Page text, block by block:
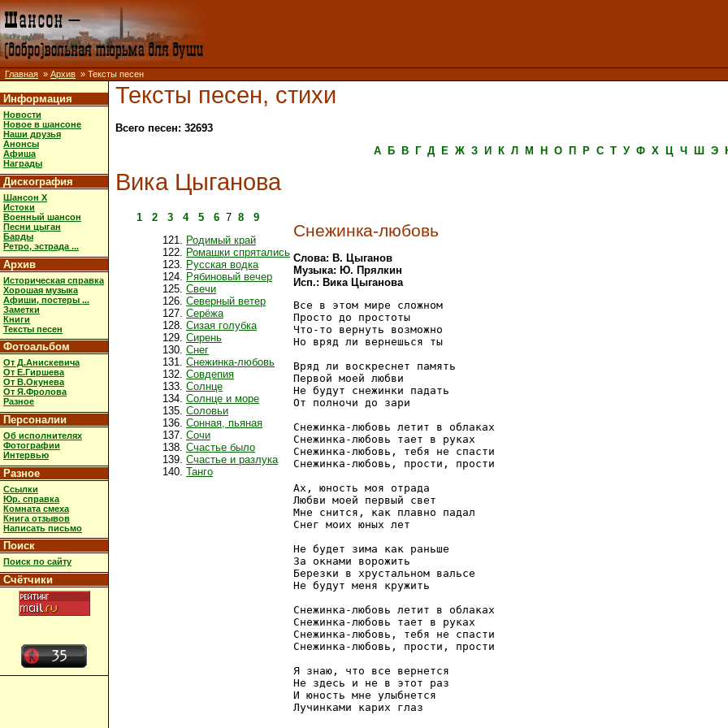
Главная » Архив » Тексты песен
Информация
Новости
Новое в шансоне
Наши друзья
Анонсы
Афиша
Награды
Дискография
Шансон X
Истоки
Военный шансон
Песни цыган
Барды
Ретро, эстрада ...
Архив
Историческая справка
Хорошая музыка
Афиши, постеры ...
Заметки
Книги
Тексты песен
Фотоальбом
От Д.Анискевича
От Е.Гиршева
От В.Окунева
От Я.Фролова
Разное
Персоналии
Об исполнителях
Фотографии
Интервью
Разное
Ссылки
Юр. справка
Комната смеха
Книга отзывов
Написать письмо
Поиск
Поиск по сайту
Счётчики
Тексты песен, стихи
Всего песен: 32693
А
Б В Г Д Е Ж З И К Л М Н О П Р С Т У Ф Х Ц Ч Ш Э
Вика Цыганова
1 2 3 4 5 6 7 8
9
Родимый край
Ромашки спрятались
Русская водка
Рябиновый вечер
Свечи
Северный ветер
Серёжа
Сизая голубка
Сирень
Снег
Снежинка-любовь
Совдепия
Солнце
Солнце и море
Соловьи
Сонная, пьяная
Сочи
Счастье было
Счастье и разлука
Танго
Снежинка-любовь
Слова: В. Цыганов
Музыка: Ю. Прялкин
Исп.: Вика Цыганова
Все в этом мире сложном
Просто до простоты
Что-то вернуть возможно
Но вряд ли вернешься ты
Вряд ли воскреснет память
Первой моей любви
Не будут снежинки падать
От полночи до зари
Снежинка-любовь летит в облаках
Снежинка-любовь тает в руках
Снежинка-любовь, тебя не спасти
Снежинка-любовь, прости, прости
Ах, юность моя отрада
Любви моей первый свет
Мне снится, как плавно падал
Снег моих юных лет
Не будет зима как раньше
За окнами ворожить
Березки в хрустальном вальсе
Не будут меня кружить
Снежинка-любовь летит в облаках
Снежинка-любовь тает в руках
Снежинка-любовь, тебя не спасти
Снежинка-любовь, прости, прости
Я знаю, что все вернется
Не здесь и не в этот раз
И юность мне улыбнется
Лучинками карих глаз